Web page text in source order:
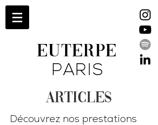
EUTERPE
PARIS
ARTICLES
Découvrez nos prestations